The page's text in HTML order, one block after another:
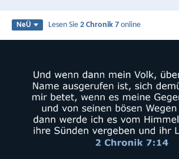
NeÜ Lesen Sie2 Chronik 7 online